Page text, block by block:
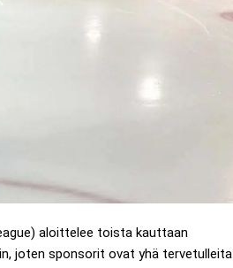
aloittelee toista kauttaan
joten sponsorit ovat yhä tervetulleita